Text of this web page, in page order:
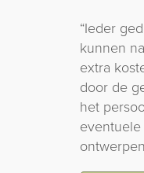
“Ieder
kunnen
extra
door de
het